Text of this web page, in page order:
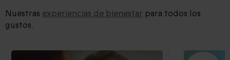
Nuestras experiencias de bienestar para todos los
gustos.